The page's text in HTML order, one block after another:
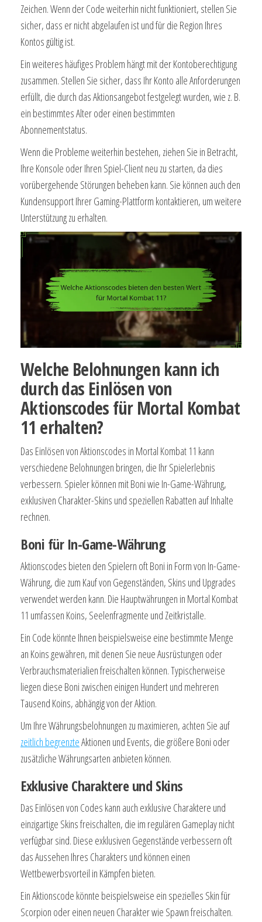
Zeichen. Wenn der Code weiterhin nicht funktioniert, stellen Sie
sicher, dass er nicht abgelaufen ist und für die Region Ihres
Kontos gültig ist.
Ein weiteres häufiges Problem hängt mit der Kontoberechtigung
zusammen. Stellen Sie sicher, dass Ihr Konto alle Anforderungen
erfüllt, die durch das Aktionsangebot festgelegt wurden, wie z. B.
ein bestimmtes Alter oder einen bestimmten
Abonnementstatus.
Wenn die Probleme weiterhin bestehen, ziehen Sie in Betracht,
Ihre Konsole oder Ihren Spiel-Client neu zu starten, da dies
vorübergehende Störungen beheben kann. Sie können auch den
Kundensupport Ihrer Gaming-Plattform kontaktieren, um weitere
Unterstützung zu erhalten.
Welche Belohnungen kann ich
durch das Einlösen von
Aktionscodes für Mortal Kombat
11 erhalten?
Das Einlösen von Aktionscodes in Mortal Kombat 11 kann
verschiedene Belohnungen bringen, die Ihr Spielerlebnis
verbessern. Spieler können mit Boni wie In-Game-Währung,
exklusiven Charakter-Skins und speziellen Rabatten auf Inhalte
rechnen.
Boni für In-Game-Währung
Aktionscodes bieten den Spielern oft Boni in Form von In-Game-
Währung, die zum Kauf von Gegenständen, Skins und Upgrades
verwendet werden kann. Die Hauptwährungen in Mortal Kombat
11 umfassen Koins, Seelenfragmente und Zeitkristalle.
Ein Code könnte Ihnen beispielsweise eine bestimmte Menge
an Koins gewähren, mit denen Sie neue Ausrüstungen oder
Verbrauchsmaterialien freischalten können. Typischerweise
liegen diese Boni zwischen einigen Hundert und mehreren
Tausend Koins, abhängig von der Aktion.
Um Ihre Währungsbelohnungen zu maximieren, achten Sie auf
zeitlich begrenzteAktionen und Events, die größere Boni oder
zusätzliche Währungsarten anbieten können.
Exklusive Charaktere und Skins
Das Einlösen von Codes kann auch exklusive Charaktere und
einzigartige Skins freischalten, die im regulären Gameplay nicht
verfügbar sind. Diese exklusiven Gegenstände verbessern oft
das Aussehen Ihres Charakters und können einen
Wettbewerbsvorteil in Kämpfen bieten.
Ein Aktionscode könnte beispielsweise ein spezielles Skin für
Scorpion oder einen neuen Charakter wie Spawn freischalten.